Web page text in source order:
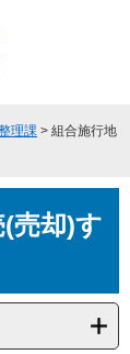
理課 > 組合施行地
売却)す